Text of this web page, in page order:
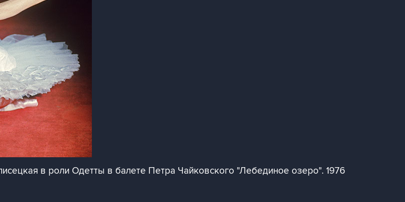
в роли Одетты в балете Петра Чайковского "Лебединое озеро". 1976